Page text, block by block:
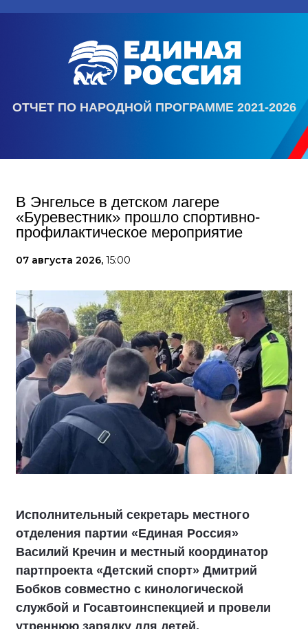
ОТЧЕТ ПО НАРОДНОЙ ПРОГРАММЕ 2021-2026
В Энгельсе в детском лагере
«Буревестник» прошло спортивно-
профилактическое мероприятие
07 августа 2026, 15:00
Исполнительный секретарь местного
отделения партии «Единая Россия»
Василий Кречин и местный координатор
партпроекта «Детский спорт» Дмитрий
Бобков совместно с кинологической
службой и Госавтоинспекцией и провели